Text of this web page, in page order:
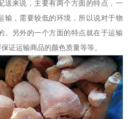
送来说，主要有两个方面的特点，一
输，需要较低的环境，所以说对于物
。另外的一个方面的特点就在于运输
证运输商品的颜色质量等等。